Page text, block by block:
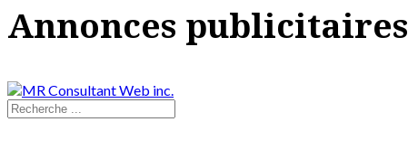
Annonces publicitaires